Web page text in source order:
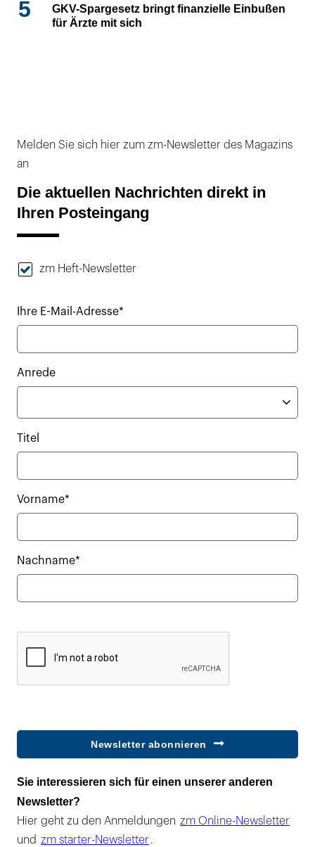
5
GKV-Spargesetz bringt finanzielle Einbußen
für Ärzte mit sich
Melden Sie sich hier zum zm-Newsletter des Magazins
an
Die aktuellen Nachrichten direkt in
Ihren Posteingang
zm Heft-Newsletter
Ihre E-Mail-Adresse*
Anrede
Titel
Vorname*
Nachname*
Newsletter abonnieren
Sie interessieren sich für einen unserer anderen
Newsletter?
Hier geht zu den Anmeldungen zm Online-Newsletter
und zm starter-Newsletter .